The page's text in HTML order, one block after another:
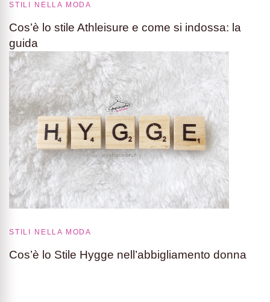
STILI NELLA MODA
Cos’è lo stile Athleisure e come si indossa: la
guida
STILI NELLA MODA
Cos’è lo Stile Hygge nell’abbigliamento donna